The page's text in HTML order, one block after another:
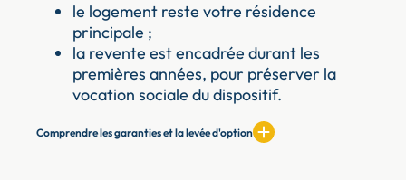
le logement reste votre résidence
principale ;
la revente est encadrée durant les
premières années, pour préserver la
vocation sociale du dispositif.
Comprendre les garanties et la levée d'option